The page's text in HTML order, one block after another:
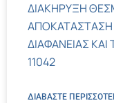
ΔΙΑΚΗΡΥΞΗ
ΔΙΑΦΑΝΕΙΑΣ
11042
ΔΙΑΒΑΣΤΕ